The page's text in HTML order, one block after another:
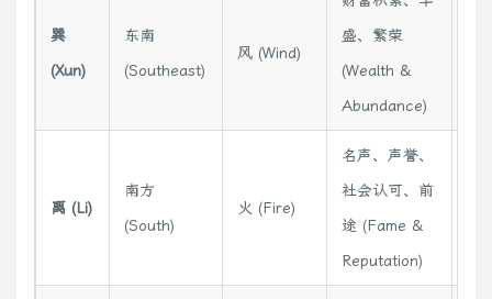
巽
(Xun)
东南
(Southeast)
风 (Wind)
盛、繁荣
(Wealth &
Abundance)
离 (Li)
南方
(South)
火 (Fire)
名声、声誉、
社会认可、前
途 (Fame &
Reputation)